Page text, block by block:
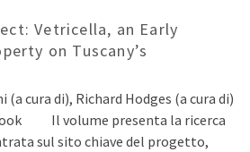
Vetricella, an Early
on Tuscany’s
di), Richard Hodges (a cura di)
volume presenta la ricerca
sul sito chiave del progetto,